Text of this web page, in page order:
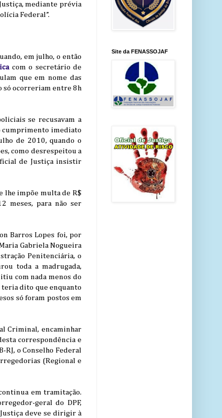
mediante prévia
Federal”.
em julho, o então
com o secretário de
que em nome das
só ocorreriam entre 8h
se recusavam a
cumprimento imediato
de 2010, quando o
como desrespeitou a
de Justiça insistir
lhe impõe multa de R$
meses, para não ser
Barros Lopes foi, por
Gabriela Nogueira
Penitenciária, o
toda a madrugada,
com nada menos do
teria dito que enquanto
só foram postos em
Criminal, encaminhar
correspondência e
RJ, o Conselho Federal
(Regional e
em tramitação.
geral do DPF,
deve se dirigir à
Site da FENASSOJAF